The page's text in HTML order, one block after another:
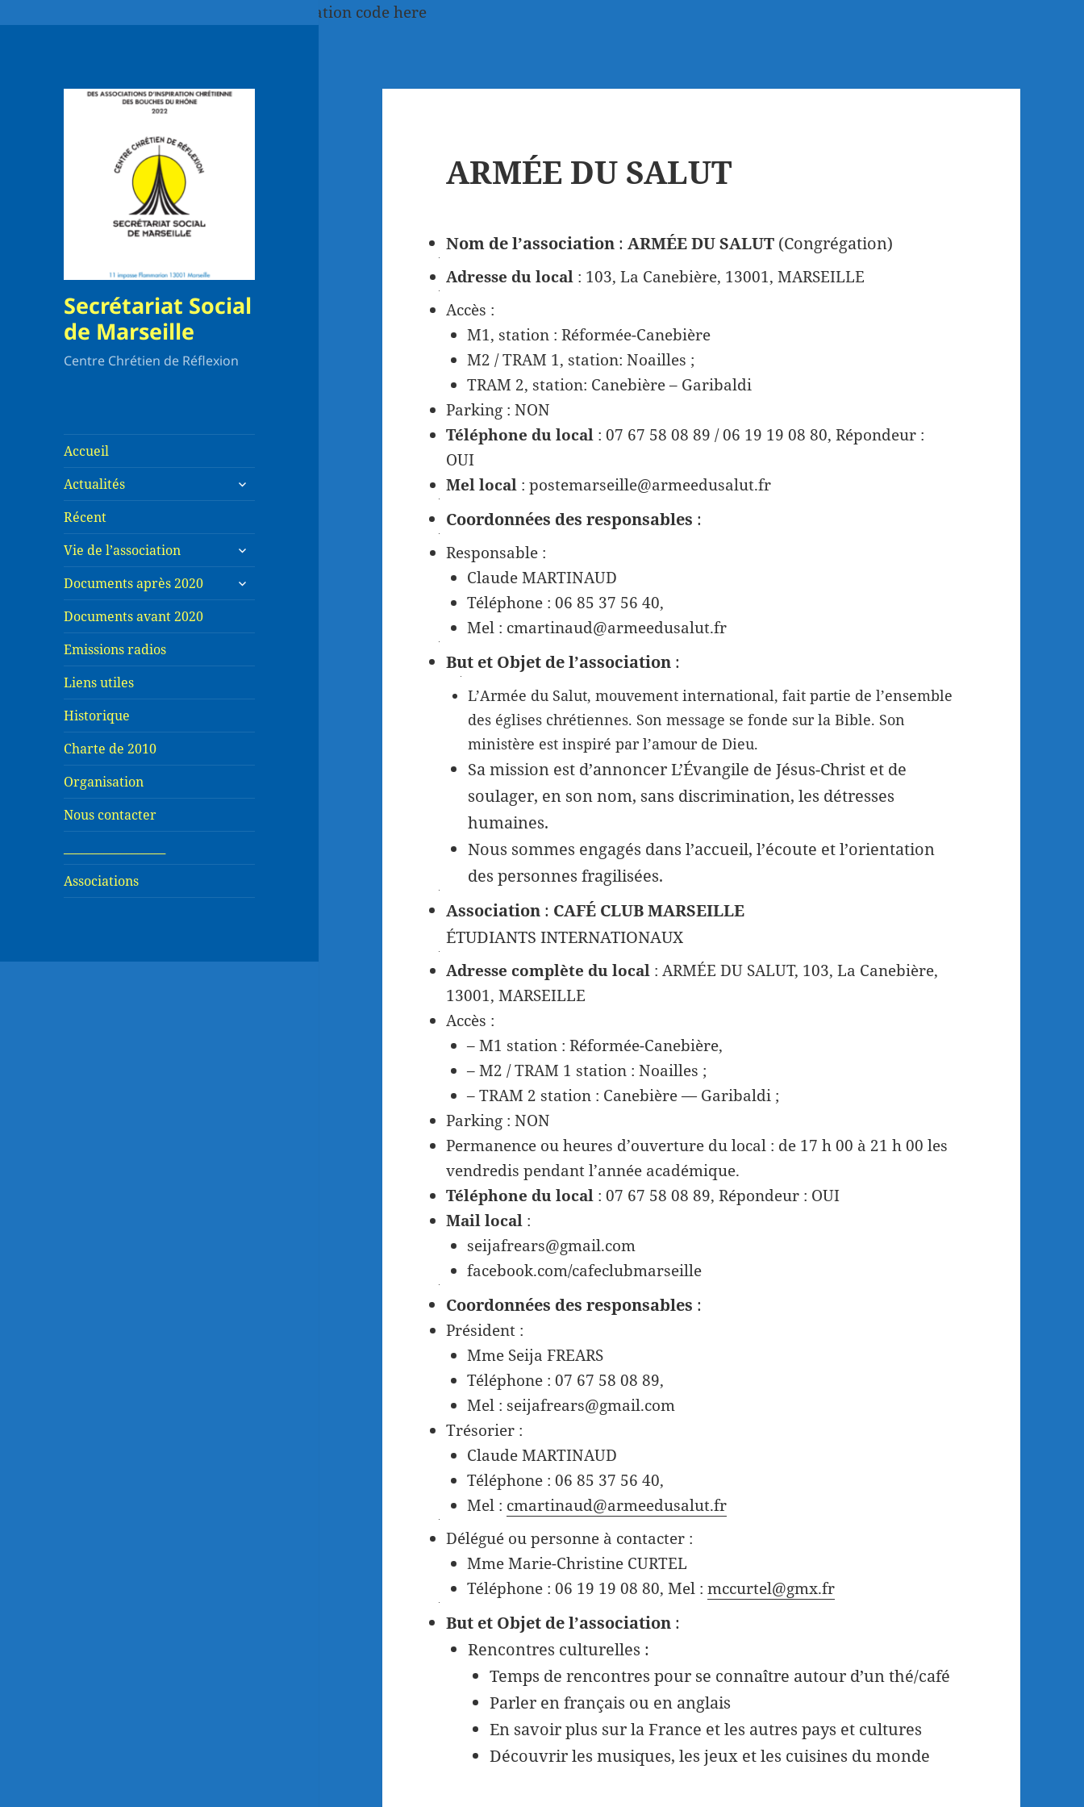
Paste your Google Webmaster Tools verification code here
Secrétariat Social
de Marseille
Centre Chrétien de Réflexion
Accueil
Actualités
ouvrir
le
menu
Récent
Vie de l’association
ouvrir
le
sous-
menu
Documents après 2020
ouvrir
le
menu
Documents avant 2020
Emissions radios
Liens utiles
Historique
Charte de 2010
Organisation
Nous contacter
Associations
ARMÉE DU SALUT
Nom de l’association :ARMÉE DU SALUT (Congrégation)
Adresse du local : 103, La Canebière, 13001, MARSEILLE
Accès :
M1, station : Réformée-Canebière
M2 / TRAM 1, station: Noailles ;
TRAM 2, station: Canebière – Garibaldi
Parking : NON
Téléphone du local : 07 67 58 08 89 / 06 19 19 08 80, Répondeur :
OUI
Mel local : postemarseille@armeedusalut.fr
Coordonnées des responsables :
Responsable :
Claude MARTINAUD
Téléphone : 06 85 37 56 40,
Mel : cmartinaud@armeedusalut.fr
But et Objet de l’association :
L’Armée du Salut, mouvement international, fait partie de l’ensemble
des églises chrétiennes. Son message se fonde sur la Bible. Son
ministère est inspiré par l’amour de Dieu.
Sa mission est d’annoncer L’Évangile de Jésus-Christ et de
soulager, en son nom, sans discrimination, les détresses
humaines.
Nous sommes engagés dans l’accueil, l’écoute et l’orientation
des personnes fragilisées.
Association : CAFÉ CLUB MARSEILLE
ÉTUDIANTS INTERNATIONAUX
Adresse complète du local : ARMÉE DU SALUT, 103, La Canebière,
13001, MARSEILLE
Accès :
– M1 station : Réformée-Canebière,
– M2 / TRAM 1 station : Noailles ;
– TRAM 2 station : Canebière — Garibaldi ;
Parking : NON
Permanence ou heures d’ouverture du local : de 17 h 00 à 21 h 00 les
vendredis pendant l’année académique.
Téléphone du local : 07 67 58 08 89, Répondeur : OUI
Mail local :
seijafrears@gmail.com
facebook.com/cafeclubmarseille
Coordonnées des responsables :
Président :
Mme Seija FREARS
Téléphone : 07 67 58 08 89,
Mel : seijafrears@gmail.com
Trésorier :
Claude MARTINAUD
Téléphone : 06 85 37 56 40,
Mel : cmartinaud@armeedusalut.fr
Délégué ou personne à contacter :
Mme Marie-Christine CURTEL
Téléphone : 06 19 19 08 80, Mel : mccurtel@gmx.fr
But et Objet de l’association :
Rencontres culturelles :
Temps de rencontres pour se connaître autour d’un thé/café
Parler en français ou en anglais
En savoir plus sur la France et les autres pays et cultures
Découvrir les musiques, les jeux et les cuisines du monde